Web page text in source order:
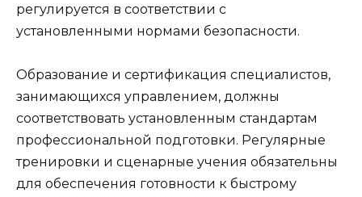
регулируется в соответствии с
установленными нормами безопасности.
Образование и сертификация специалистов,
занимающихся управлением, должны
соответствовать установленным стандартам
профессиональной подготовки. Регулярные
тренировки и сценарные учения обязательны
для обеспечения готовности к быстрому